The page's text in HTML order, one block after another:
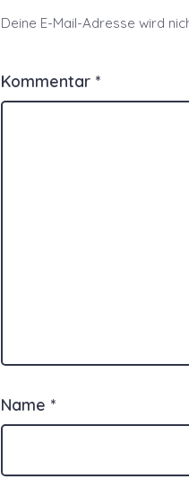
Deine E-Mail-Adresse wird
Kommentar *
Name *